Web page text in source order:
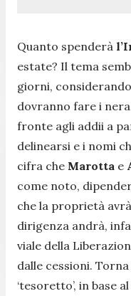
Quanto spenderà
estate? Il tema
giorni,
dovranno fare i
fronte agli addii a
delinearsi e i nomi
cifra che Marotta e
come noto,
che la proprietà
dirigenza andrà,
viale della
dalle cessioni.
‘tesoretto’, in base